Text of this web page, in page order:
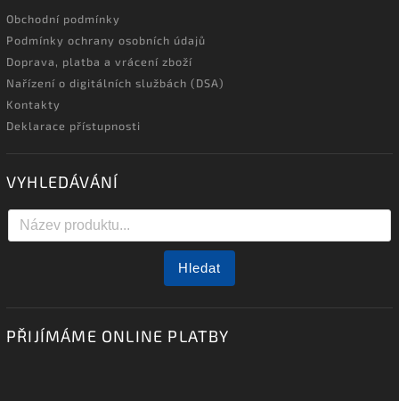
Obchodní podmínky
Podmínky ochrany osobních údajů
Doprava, platba a vrácení zboží
Nařízení o digitálních službách (DSA)
Kontakty
Deklarace přístupnosti
VYHLEDÁVÁNÍ
Hledat
PŘIJÍMÁME ONLINE PLATBY